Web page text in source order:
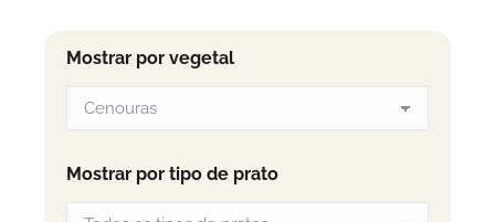
Mostrar por vegetal
Mostrar por tipo de prato